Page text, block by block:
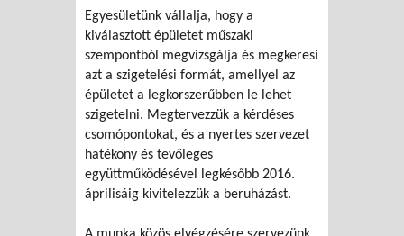
Egyesületünk vállalja, hogy a
kiválasztott épületet műszaki
szempontból megvizsgálja és megkeresi
azt a szigetelési formát, amellyel az
épületet a legkorszerűbben le lehet
szigetelni. Megtervezzük a kérdéses
csomópontokat, és a nyertes szervezet
hatékony és tevőleges
együttműködésével legkésőbb 2016.
áprilisáig kivitelezzük a beruházást.